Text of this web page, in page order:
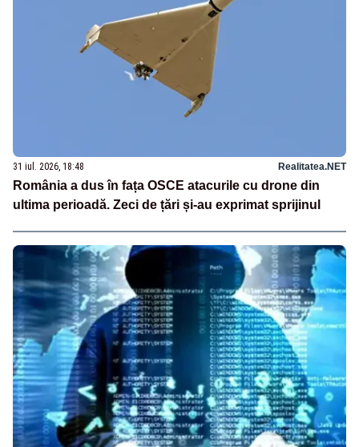
31 iul. 2026, 18:48 Realitatea.NET
România a dus în fața OSCE atacurile cu drone din
ultima perioadă. Zeci de țări și-au exprimat sprijinul